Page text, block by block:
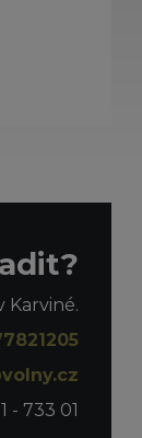
Karviné.
- 733 01